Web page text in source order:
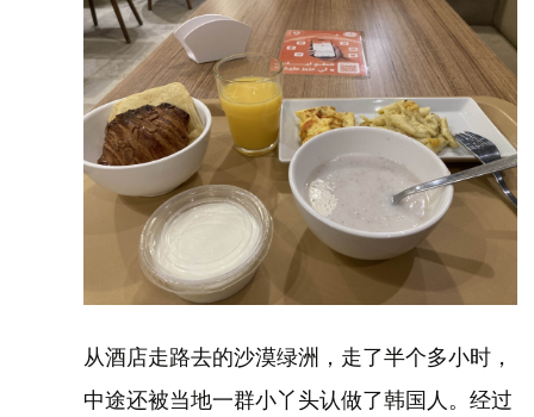
从酒店走路去的沙漠绿洲，走了半个多小时，
中途还被当地一群小丫头认做了韩国人。经过